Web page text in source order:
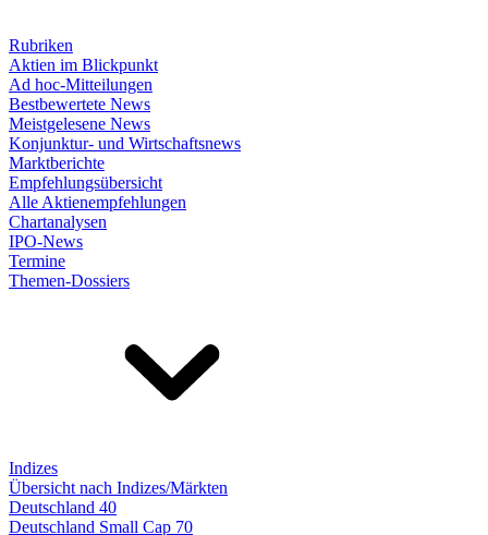
Rubriken
Aktien im Blickpunkt
Ad hoc-Mitteilungen
Bestbewertete News
Meistgelesene News
Konjunktur- und Wirtschaftsnews
Marktberichte
Empfehlungsübersicht
Alle Aktienempfehlungen
Chartanalysen
IPO-News
Termine
Themen-Dossiers
Indizes
Übersicht nach Indizes/Märkten
Deutschland 40
Deutschland Small Cap 70